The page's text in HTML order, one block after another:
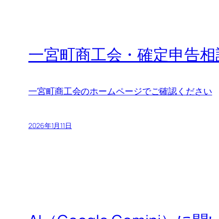
一宮町商工会・確定申告
一宮町商工会のホームページでご確認ください
2026年1月11日